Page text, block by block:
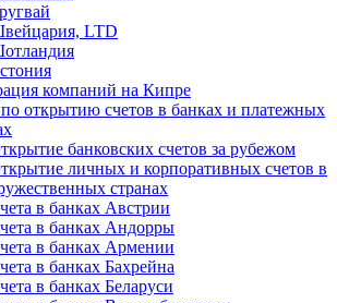
LTD
компаний на Кипре
открытию счетов в банках и платежных
банковских счетов за рубежом
личных и корпоративных счетов в
странах
в банках Австрии
в банках Андорры
в банках Армении
в банках Бахрейна
в банках Беларуси